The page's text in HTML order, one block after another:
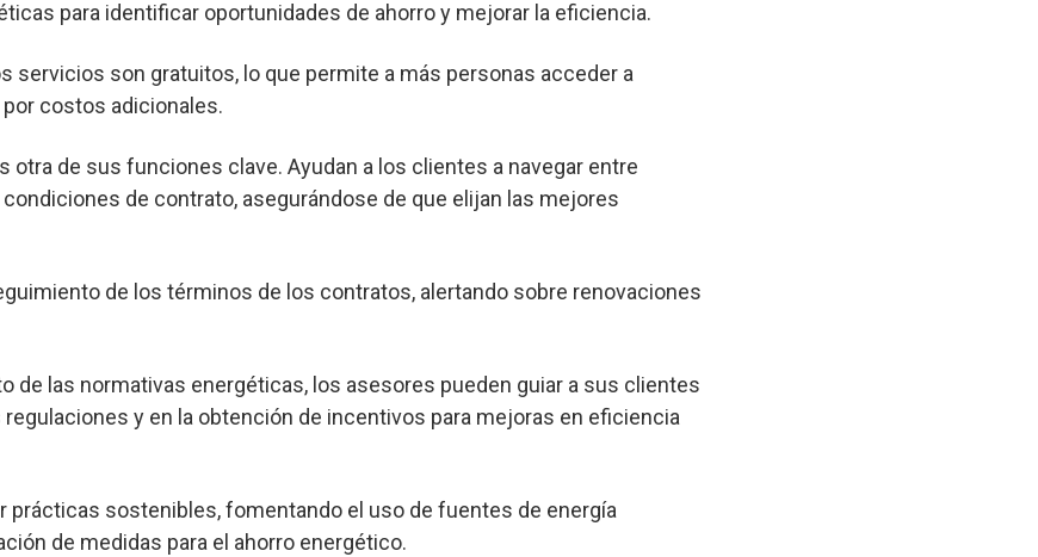
para identificar oportunidades de ahorro y mejorar la eficiencia.
servicios son gratuitos, lo que permite a más personas acceder a
costos adicionales.
otra de sus funciones clave. Ayudan a los clientes a navegar entre
de contrato, asegurándose de que elijan las mejores
de los términos de los contratos, alertando sobre renovaciones
de las normativas energéticas, los asesores pueden guiar a sus clientes
y en la obtención de incentivos para mejoras en eficiencia
prácticas sostenibles, fomentando el uso de fuentes de energía
de medidas para el ahorro energético.